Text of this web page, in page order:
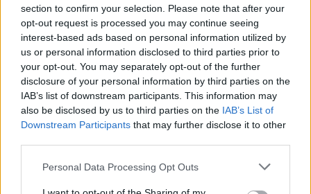
section to confirm your selection. Please note that after your
opt-out request is processed you may continue seeing
interest-based ads based on personal information utilized by
us or personal information disclosed to third parties prior to
your opt-out. You may separately opt-out of the further
disclosure of your personal information by third parties on the
IAB’s list of downstream participants. This information may
also be disclosed by us to third parties on the IAB’s List of
Downstream Participants that may further disclose it to other
Personal Data Processing Opt Outs
ΠΕΡΙΣΣΌΤΕΡΑ ΣΕ ΑΥΤΉ ΤΗΝ ΚΑΤΗΓΟΡΊΑ